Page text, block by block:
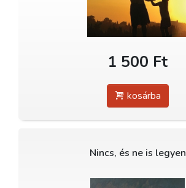
1 500 Ft
kosárba
Nincs, és ne is legyen